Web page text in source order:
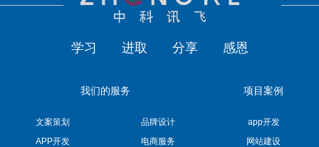
学习 进取 分享 感恩
我们的服务
文案策划
品牌设计
APP开发
电商服务
项目案例
app开发
网站建设